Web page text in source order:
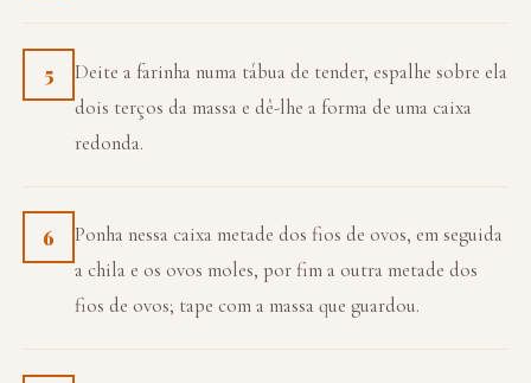
5
Deite a farinha numa tábua de tender, espalhe sobre ela
dois terços da massa e dê-lhe a forma de uma caixa
redonda.
6
Ponha nessa caixa metade dos fios de ovos, em seguida
a chila e os ovos moles, por fim a outra metade dos
fios de ovos; tape com a massa que guardou.